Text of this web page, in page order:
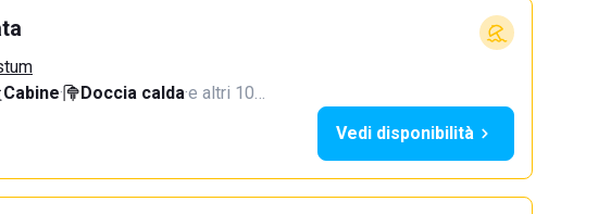
Cabine· Doccia calda·e altri 10…
Vedi disponibilità